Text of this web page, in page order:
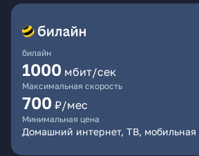
билайн
1000 мбит/сек
Максимальная скорость
700 ₽/мес
Минимальная цена
Домашний интернет, ТВ, мобильная